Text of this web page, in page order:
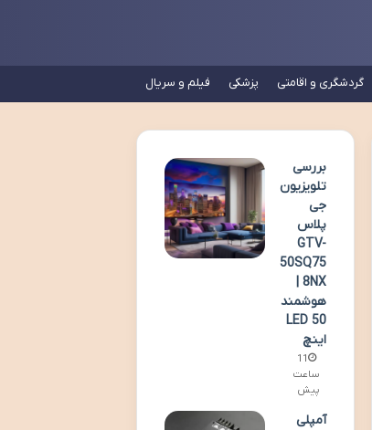
گردشگری و اقامتی پزشکی فیلم و سریال
بررسی
تلویزیون
جی
پلاس
GTV-
50SQ75
8NX |
هوشمند
LED 50
اینچ
11
ساعت
پیش
آمپلی